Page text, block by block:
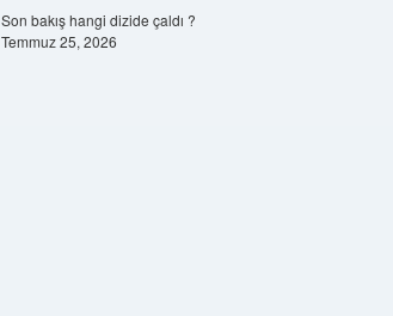
Son bakış hangi dizide çaldı ?
Temmuz 25, 2026